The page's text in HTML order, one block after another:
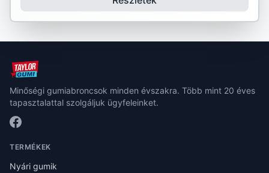
Minőségi gumiabroncsok minden évszakra. Több mint 20 éves
tapasztalattal szolgáljuk ügyfeleinket.
TERMÉKEK
Nyári gumik